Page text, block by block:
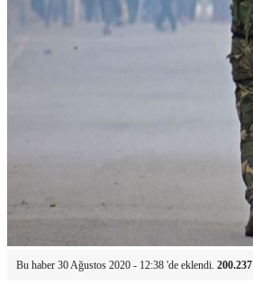
Bu haber 30 Ağustos 2020 - 12:38 'de eklendi. 200.237